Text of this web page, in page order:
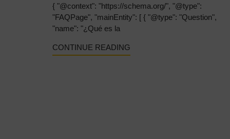
{ "@context": "https://schema.org/", "@type":
"FAQPage", "mainEntity": [ { "@type": "Question",
"name": "¿Qué es la
CONTINUE READING